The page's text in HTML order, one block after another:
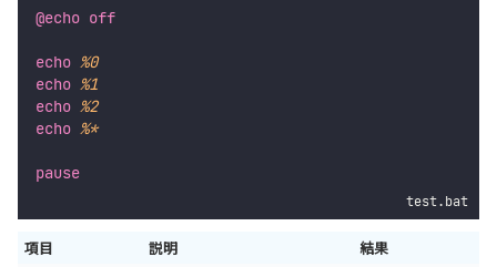
@echo off
echo %0
echo %1
echo %2
echo %*
pause
test.bat
項目 説明
結果